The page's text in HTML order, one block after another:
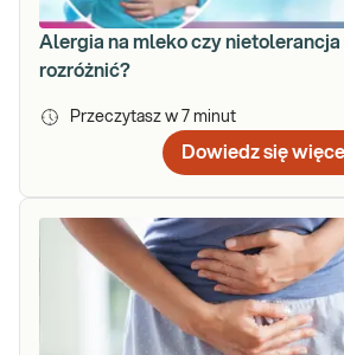
Alergia na mleko czy
rozróżnić?
Przeczytasz w 7 minut
Dowiedz się